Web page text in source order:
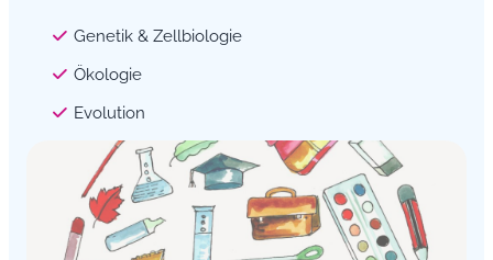
Genetik & Zellbiologie
Ökologie
Evolution